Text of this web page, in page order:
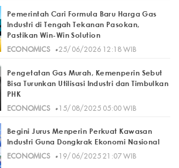
Pemerintah Cari Formula Baru Harga Gas
Industri di Tengah Tekanan Pasokan,
Pastikan Win-Win Solution
ECONOMICS· 25/06/2026 12:18 WIB
Pengetatan Gas Murah, Kemenperin Sebut
Bisa Turunkan Utilisasi Industri dan Timbulkan
PHK
ECONOMICS· 15/08/2025 05:00 WIB
Begini Jurus Menperin Perkuat Kawasan
Industri Guna Dongkrak Ekonomi Nasional
ECONOMICS· 19/06/2025 21:07 WIB